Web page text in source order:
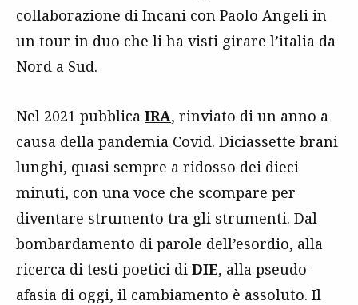
collaborazione di Incani con Paolo Angeli in
un tour in duo che li ha visti girare l’italia da
Nord a Sud.
Nel 2021 pubblica IRA, rinviato di un anno a
causa della pandemia Covid. Diciassette brani
lunghi, quasi sempre a ridosso dei dieci
minuti, con una voce che scompare per
diventare strumento tra gli strumenti. Dal
bombardamento di parole dell’esordio, alla
ricerca di testi poetici di DIE, alla pseudo-
afasia di oggi, il cambiamento è assoluto. Il